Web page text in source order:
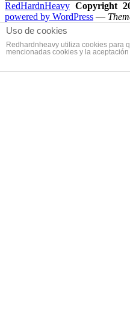
RedHardnHeavy Copyright
powered by WordPress —
Uso de cookies
Redhardnheavy utiliza cookies para
mencionadas cookies y la